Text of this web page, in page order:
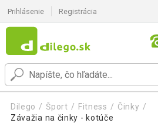
Prihlásenie Registrácia
Dilego Šport Fitness
Činky
Závažia na činky - kotúče